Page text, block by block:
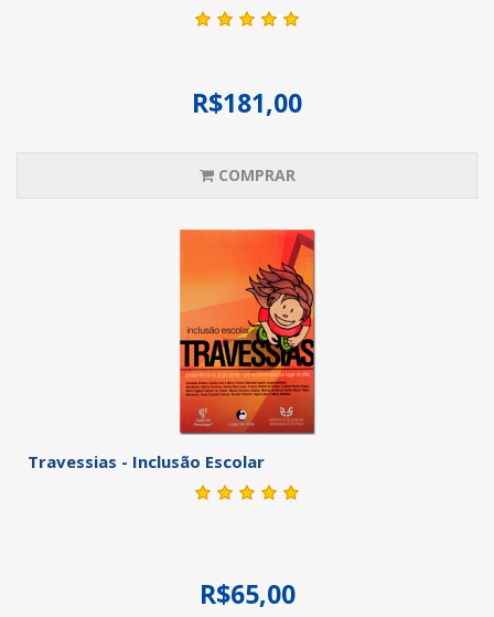
R$181,00
COMPRAR
Travessias - Inclusão Escolar
R$65,00